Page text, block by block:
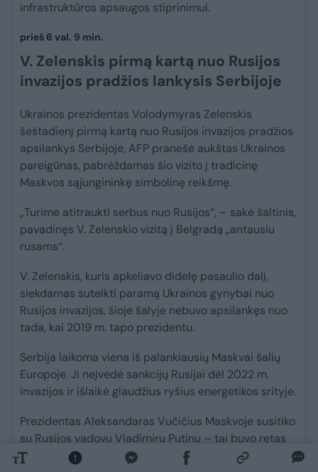
infrastruktūros apsaugos stiprinimui.
prieš 6 val. 9 min.
V. Zelenskis pirmą kartą nuo Rusijos
invazijos pradžios lankysis Serbijoje
Ukrainos prezidentas Volodymyras Zelenskis
šeštadienį pirmą kartą nuo Rusijos invazijos pradžios
apsilankys Serbijoje, AFP pranešė aukštas Ukrainos
pareigūnas, pabrėždamas šio vizito į tradicinę
Maskvos sąjungininkę simbolinę reikšmę.
„Turime atitraukti serbus nuo Rusijos“, – sakė šaltinis,
pavadinęs V. Zelenskio vizitą į Belgradą „antausiu
rusams“.
V. Zelenskis, kuris apkeliavo didelę pasaulio dalį,
siekdamas sutelkti paramą Ukrainos gynybai nuo
Rusijos invazijos, šioje šalyje nebuvo apsilankęs nuo
tada, kai 2019 m. tapo prezidentu.
Serbija laikoma viena iš palankiausių Maskvai šalių
Europoje. Ji neįvedė sankcijų Rusijai dėl 2022 m.
invazijos ir išlaikė glaudžius ryšius energetikos srityje.
Prezidentas Aleksandaras Vučičius Maskvoje susitiko
su Rusijos vadovu Vladimiru Putinu – tai buvo retas
Europos lyderio vizitas invazijos metu – ir ten